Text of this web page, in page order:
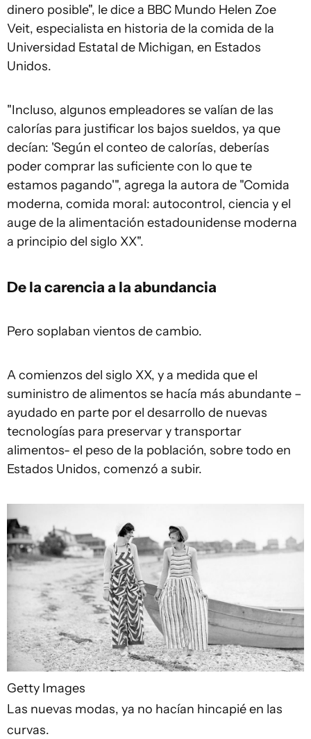
dinero posible", le dice a BBC Mundo Helen Zoe
Veit, especialista en historia de la comida de la
Universidad Estatal de Michigan, en Estados
Unidos.
"Incluso, algunos empleadores se valían de las
calorías para justificar los bajos sueldos, ya que
decían: 'Según el conteo de calorías, deberías
poder comprar las suficiente con lo que te
estamos pagando'", agrega la autora de "Comida
moderna, comida moral: autocontrol, ciencia y el
auge de la alimentación estadounidense moderna
a principio del siglo XX".
De la carencia a la abundancia
Pero soplaban vientos de cambio.
A comienzos del siglo XX, y a medida que el
suministro de alimentos se hacía más abundante –
ayudado en parte por el desarrollo de nuevas
tecnologías para preservar y transportar
alimentos- el peso de la población, sobre todo en
Estados Unidos, comenzó a subir.
Getty Images
Las nuevas modas, ya no hacían hincapié en las
curvas.